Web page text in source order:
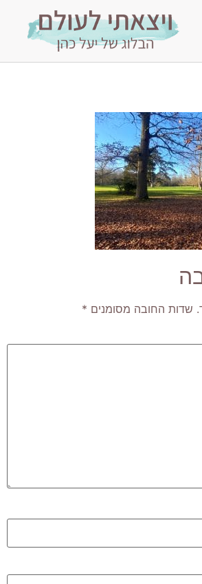
שדות החובה מסומנים *